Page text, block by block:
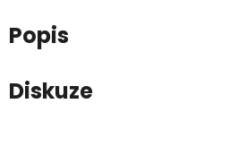
Popis
Diskuze